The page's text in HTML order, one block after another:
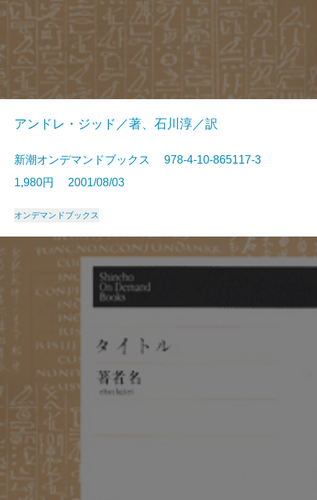
アンドレ・ジッド／著、石川淳／訳
新潮オンデマンドブックス 978-4-10-865117-3
1,980円 2001/08/03
オンデマンドブックス